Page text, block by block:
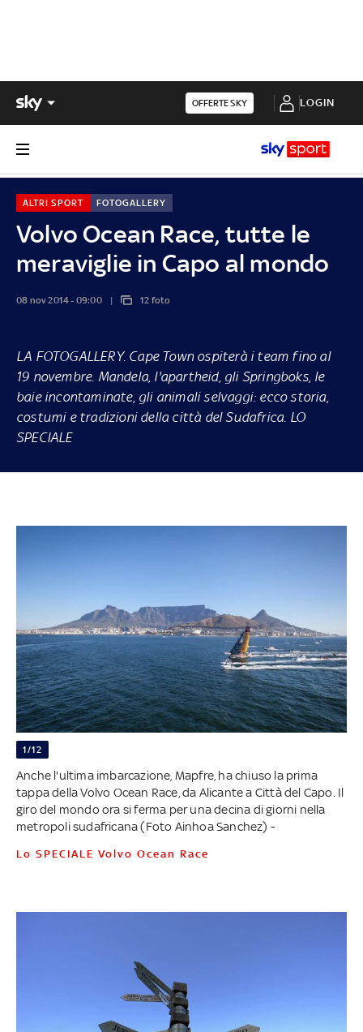
OFFERTE SKY LOGIN
Volvo Ocean Race, tutte le
meraviglie in Capo al mondo
ALTRI SPORT FOTOGALLERY
08 nov 2014 - 09:00 12 foto
LA FOTOGALLERY. Cape Town ospiterà i team fino al
19 novembre. Mandela, l'apartheid, gli Springboks, le
baie incontaminate, gli animali selvaggi: ecco storia,
costumi e tradizioni della città del Sudafrica. LO
SPECIALE
1/12
Anche l'ultima imbarcazione, Mapfre, ha chiuso la prima
tappa della Volvo Ocean Race, da Alicante a Città del Capo. Il
giro del mondo ora si ferma per una decina di giorni nella
metropoli sudafricana (Foto Ainhoa Sanchez) -
Lo SPECIALE Volvo Ocean Race